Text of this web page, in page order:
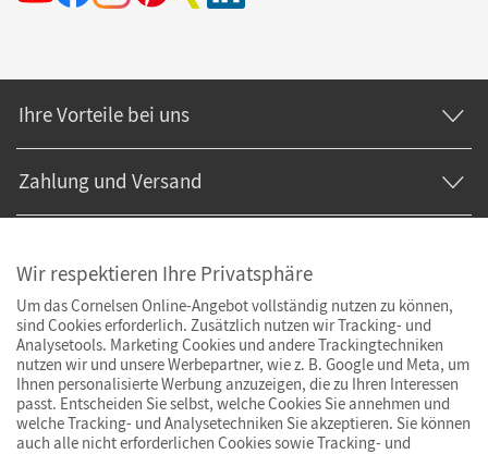
Ihre Vorteile bei uns
Zahlung und Versand
Wir respektieren Ihre Privatsphäre
Um das Cornelsen Online-Angebot vollständig nutzen zu können,
sind Cookies erforderlich. Zusätzlich nutzen wir Tracking- und
Analysetools. Marketing Cookies und andere Trackingtechniken
nutzen wir und unsere Werbepartner, wie z. B. Google und Meta, um
Ihnen personalisierte Werbung anzuzeigen, die zu Ihren Interessen
passt. Entscheiden Sie selbst, welche Cookies Sie annehmen und
welche Tracking- und Analysetechniken Sie akzeptieren. Sie können
auch alle nicht erforderlichen Cookies sowie Tracking- und